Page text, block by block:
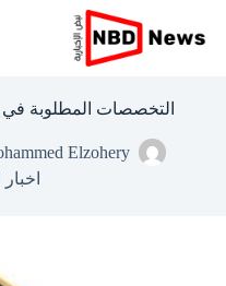
إلى
المحتوى
التخصصات المطلوبة في
Elzohery